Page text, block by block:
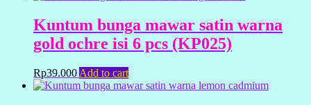
Kuntum bunga mawar satin warna
gold ochre isi 6 pcs (KP025)
Rp39.000 Add to cart